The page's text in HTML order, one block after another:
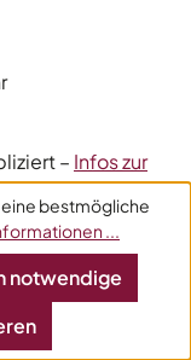
– Infos zur
bestmögliche
...
notwendige